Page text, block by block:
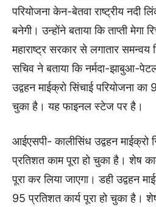
परियोजना केन-बेतवा राष्ट्रीय नदी
बनेगी। उन्होंने बताया कि ताप्ती मेगा
महाराष्ट्र सरकार से लगातार
सचिव ने बताया कि नर्मदा-झाबुआ-
उद्वहन माईक्रो सिंचाई परियोजना
चुका है। यह फाइनल स्टेज पर है।
आईएसपी- कालीसिंध उद्वहन माईक्रो
प्रतिशत काम पूरा हो चुका है। शेष
पूरा कर लिया जाएगा। डही उद्वहन
95 प्रतिशत कार्य पूरा हो चुका